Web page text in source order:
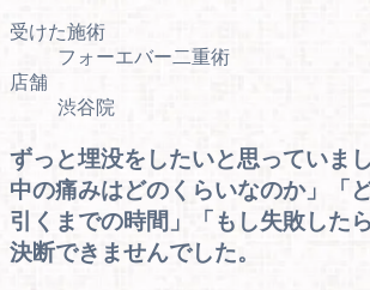
受けた施術
フォーエバー二重術
店舗
渋谷院
ずっと埋没をしたいと思っていま
中の痛みはどのくらいなのか」「
引くまでの時間」「もし失敗した
決断できませんでした。